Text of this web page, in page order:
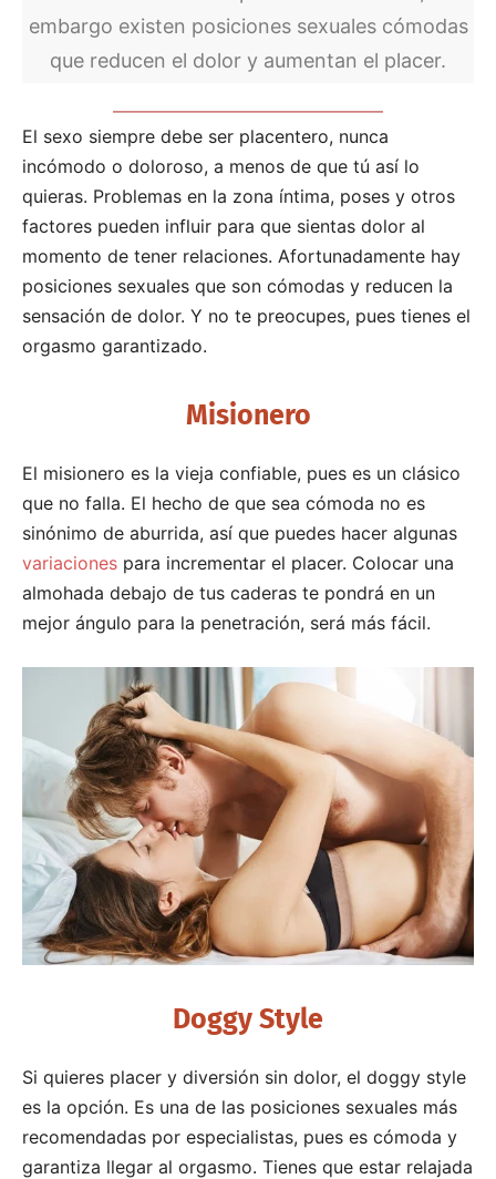
embargo existen posiciones sexuales cómodas
que reducen el dolor y aumentan el placer.
El sexo siempre debe ser placentero, nunca
incómodo o doloroso, a menos de que tú así lo
quieras. Problemas en la zona íntima, poses y otros
factores pueden influir para que sientas dolor al
momento de tener relaciones. Afortunadamente hay
posiciones sexuales que son cómodas y reducen la
sensación de dolor. Y no te preocupes, pues tienes el
orgasmo garantizado.
Misionero
El misionero es la vieja confiable, pues es un clásico
que no falla. El hecho de que sea cómoda no es
sinónimo de aburrida, así que puedes hacer algunas
variaciones para incrementar el placer. Colocar una
almohada debajo de tus caderas te pondrá en un
mejor ángulo para la penetración, será más fácil.
Doggy Style
Si quieres placer y diversión sin dolor, el doggy style
es la opción. Es una de las posiciones sexuales más
recomendadas por especialistas, pues es cómoda y
garantiza llegar al orgasmo. Tienes que estar relajada